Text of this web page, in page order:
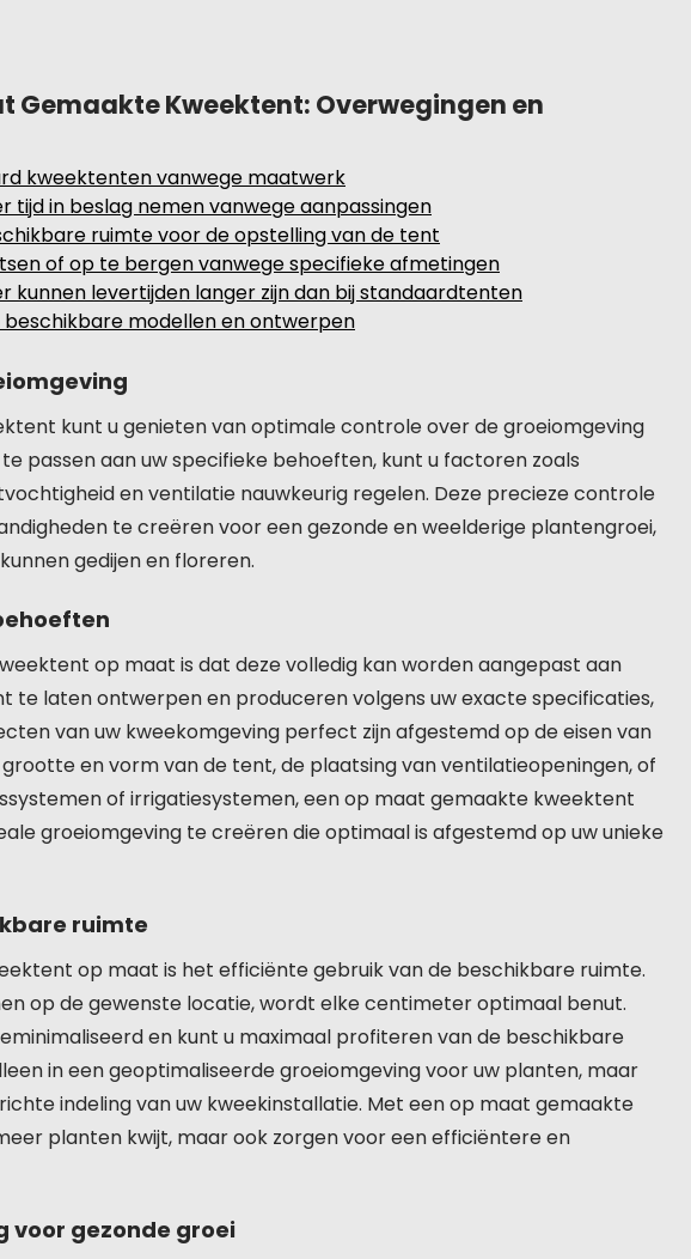
Gemaakte Kweektent: Overwegingen en
kweektenten vanwege maatwerk
in beslag nemen vanwege aanpassingen
ruimte voor de opstelling van de tent
of op te bergen vanwege specifieke afmetingen
kunnen levertijden langer zijn dan bij standaardtenten
modellen en ontwerpen
kunt u genieten van optimale controle over de groeiomgeving
passen aan uw specifieke behoeften, kunt u factoren zoals
en ventilatie nauwkeurig regelen. Deze precieze controle
te creëren voor een gezonde en weelderige plantengroei,
gedijen en floreren.
op maat is dat deze volledig kan worden aangepast aan
te laten ontwerpen en produceren volgens uw exacte specificaties,
van uw kweekomgeving perfect zijn afgestemd op de eisen van
en vorm van de tent, de plaatsing van ventilatieopeningen, of
of irrigatiesystemen, een op maat gemaakte kweektent
groeiomgeving te creëren die optimaal is afgestemd op uw unieke
ruimte
op maat is het efficiënte gebruik van de beschikbare ruimte.
op de gewenste locatie, wordt elke centimeter optimaal benut.
en kunt u maximaal profiteren van de beschikbare
in een geoptimaliseerde groeiomgeving voor uw planten, maar
indeling van uw kweekinstallatie. Met een op maat gemaakte
planten kwijt, maar ook zorgen voor een efficiëntere en
voor gezonde groei